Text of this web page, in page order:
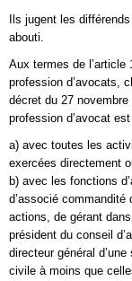
Ils jugent les
abouti.
Aux termes de l’article
profession d’avocats,
décret du 27 novembre
profession d’avocat
a) avec toutes les
exercées directement
b) avec les fonctions
d’associé
actions, de gérant
président du conseil
directeur général
civile à moins que